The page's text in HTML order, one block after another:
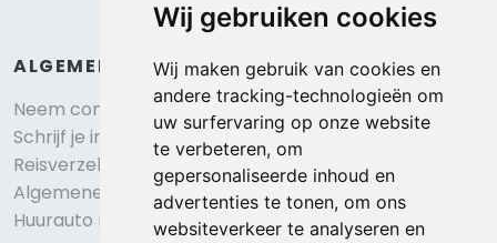
Wij gebruiken cookies
Wij maken gebruik van cookies en
andere tracking-technologieën om
uw surfervaring op onze website
te verbeteren, om
gepersonaliseerde inhoud en
advertenties te tonen, om ons
websiteverkeer te analyseren en
ALGEMEEN
Neem contact op
Schrijf je in voor onze nieuwsbrief
Reisverzekering afsluiten
Algemene voorwaarden
Huurauto reserveren